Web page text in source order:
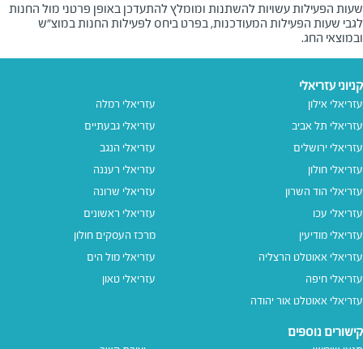
שעות הפעילות עשויות להשתנות ומומלץ להתעדכן באופן פרטני מול החנות
לגבי שעות הפעילות המעודכנות, בפרט ביחס לפעילות החנות במוצ"ש
ובמוצאי החג.
קניוני עזריאלי
עזריאלי אילון
עזריאלי תל אביב
עזריאלי ירושלים
עזריאלי חולון
עזריאלי הוד השרון
עזריאלי עכו
עזריאלי מודיעין
עזריאלי אאוטלט הרצליה
עזריאלי חיפה
עזריאלי אאוטלט אור יהודה
עזריאלי רמלה
עזריאלי גבעתיים
עזריאלי הנגב
עזריאלי רעננה
עזריאלי שרונה
עזריאלי ראשונים
מרכז העסקים חולון
עזריאלי מול הים
עזריאלי טאון
קישורים נוספים